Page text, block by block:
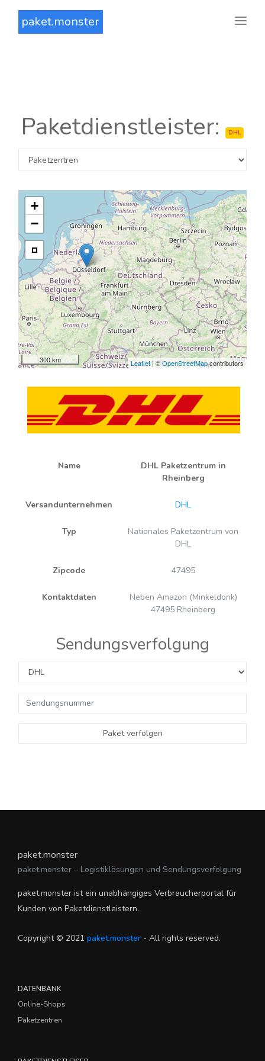
paket.monster
Paketdienstleister: DHL
+
−
300 km Leaflet | ©OpenStreetMapcontributors
Name
DHL Paketzentrum in
Rheinberg
Versandunternehmen DHL
Typ
Nationales Paketzentrum von
DHL
Zipcode 47495
Kontaktdaten
Neben Amazon (Minkeldonk)
47495 Rheinberg
Sendungsverfolgung
Paket verfolgen
paket.monster
paket.monster – Logistiklösungen und Sendungsverfolgung
paket.monster ist ein unabhängiges Verbraucherportal für
Kunden von Paketdienstleistern.
Copyright © 2021 paket.monster - All rights reserved.
DATENBANK
Online-Shops
Paketzentren